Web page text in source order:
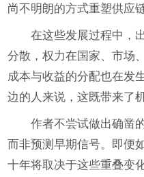
尚不明朗的方式重塑供应链
在这些发展过程中，
分散，权力在国家、市场
成本与收益的分配也在发
边的人来说，这既带来了
作者不尝试做出确凿
而非预测早期信号。即便
十年将取决于这些重叠变